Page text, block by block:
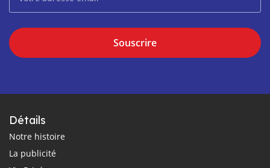
Souscrire
Détails
Notre histoire
La publicité